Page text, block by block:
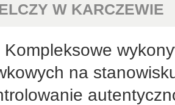
W KARCZEWIE
na